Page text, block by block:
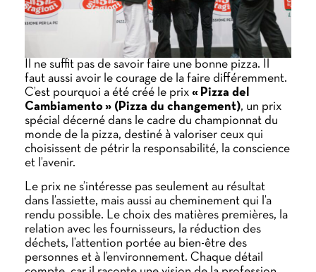
Il ne suffit pas de savoir faire une bonne pizza. Il
faut aussi avoir le courage de la faire différemment.
C’est pourquoi a été créé le prix « Pizza del
Cambiamento » (Pizza du changement), un prix
spécial décerné dans le cadre du championnat du
monde de la pizza, destiné à valoriser ceux qui
choisissent de pétrir la responsabilité, la conscience
et l’avenir.
Le prix ne s’intéresse pas seulement au résultat
dans l’assiette, mais aussi au cheminement qui l’a
rendu possible. Le choix des matières premières, la
relation avec les fournisseurs, la réduction des
déchets, l’attention portée au bien-être des
personnes et à l’environnement. Chaque détail